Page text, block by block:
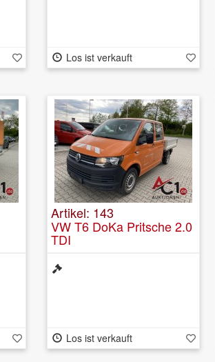
Los ist verkauft
Artikel: 143
VW T6 DoKa Pritsche 2.0
TDI
Los ist verkauft